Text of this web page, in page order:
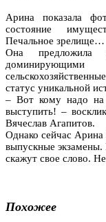
Арина показала
состояние
Печальное зрелище…
Она предложила
статус уникальной
– Вот кому надо на
выступить! –
Вячеслав Агапитов.
Однако сейчас Арина
выпускные
скажут свое слово.
Похожее